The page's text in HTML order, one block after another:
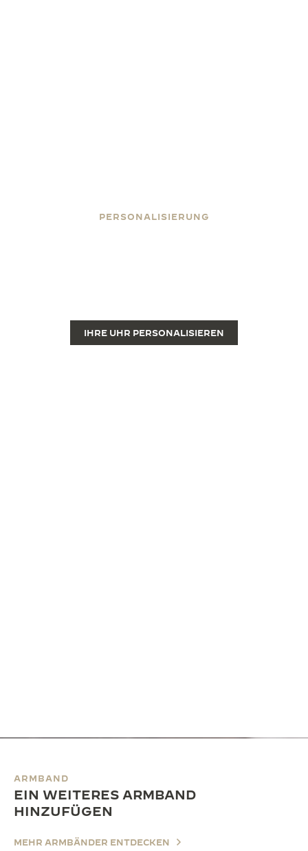
PERSONALISIERUNG
IHRE UHR PERSONALISIEREN
ARMBAND
EIN WEITERES ARMBAND
HINZUFÜGEN
MEHR ARMBÄNDER ENTDECKEN